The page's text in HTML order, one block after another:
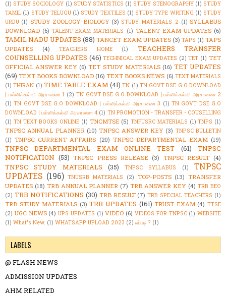
(1) STUDY SOCIOLOGY (1) STUDY STATISTICS (1) STUDY STENOGRAPHY (1) STUDY
TAMIL (1) STUDY TELUGU (1) STUDY TEXTILES (1) STUDY TYPE WRITING (1) STUDY
URDU (1) STUDY ZOOLOGY-BIOLOGY (3) STUDY_MATERIALS_2 (1) SYLLABUS
DOWNLOAD (6) TALENT EXAM MATERIALS (1) TALENT EXAM UPDATES (6)
TAMIL NADU UPDATES (88) TANCET EXAM UPDATES (3) TAPS (1) TAPS
UPDATES
(4) TEACHERS HOME (1)
TEACHERS TRANSFER
COUNSELLING UPDATES (46) TECHNICAL EXAM UPDATES (2) TET (1) TET
OFFICIAL ANSWER KEY (6) TET STUDY MATERIALS (16) TET UPDATES
(69) TEXT BOOKS DOWNLOAD (16) TEXT BOOKS NEWS (6) TEXT MATERIALS
(1) THIRAN (1) TIME TABLE EXAM (41) TN (1) TN GOVT DSE G.O DOWNLOAD
| பள்ளிக்கல்வி அரசாணை 1 (2) TN GOVT DSE G.O DOWNLOAD | பள்ளிக்கல்வி அரசாணை 2
(1) TN GOVT DSE G.O DOWNLOAD | பள்ளிக்கல்வி அரசாணை 3 (1) TN GOVT DSE G.O
DOWNLOAD | பள்ளிக்கல்வி அரசாணை 4 (1) TN PROMOTION - TRANSFER - COUSELLING
(1) TN TEXT BOOKS ONLINE (1) TNCMTSE (5) TNFUSRC MATERIALS (1) TNPS (1)
TNPSC ANNUAL PLANNER (10) TNPSC ANSWER KEY (3) TNPSC BULLETIN
(1) TNPSC CURRENT AFFAIRS (20) TNPSC DEPARTMENTAL EXAM (19)
TNPSC DEPARTMENTAL EXAM ONLINE TEST (61)
TNPSC
NOTIFICATION (53) TNPSC PRESS RELEASE (3) TNPSC RESULT (4)
TNPSC STUDY MATERIALS (35) TNPSC SYLLABUS (1)
TNPSC
UPDATES (196) TNUSRB MATERIALS (2) TOP-POSTS (13) TRANSFER
UPDATES (18) TRB ANNUAL PLANNER (7) TRB ANSWER KEY (4) TRB BEO
(2) TRB NOTIFICATIONS (30) TRB RESULT (7) TRB SPECIAL TEACHERS (1)
TRB STUDY MATERIALS (3) TRB UPDATES (161) TRUST EXAM (4) TTSE
(2) UGC NEWS (4) UPS UPDATES (1) VIDEO (6) VIDEOS FOR TNPSC (1) WEBSITE
(1) What's New. (1) WHATSAPP UPLOAD 2023 (2) எப்படி ? (1)
LABELS
@ FLASH NEWS
ADMISSION UPDATES
AHM RELATED